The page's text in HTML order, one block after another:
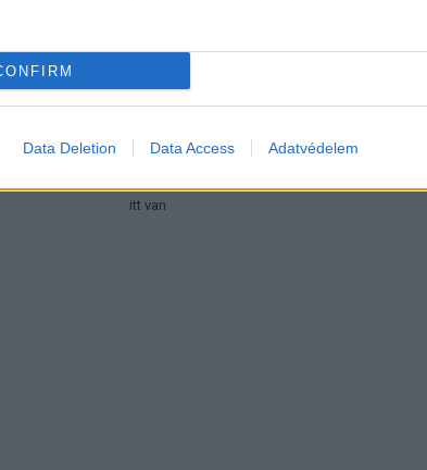
Data Deletion Data Access Adatvédelem
Legördült az első Tesla Semi a
itt van